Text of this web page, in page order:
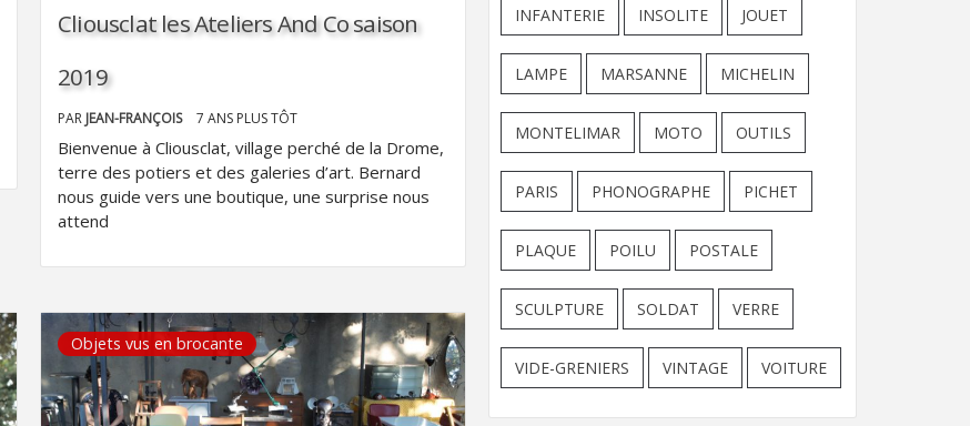
Cliousclat les Ateliers And Co saison
2019
PAR JEAN-FRANÇOIS 7 ANS PLUS TÔT
Bienvenue à Cliousclat, village perché de la Drome,
terre des potiers et des galeries d’art. Bernard
nous guide vers une boutique, une surprise nous
attend
Objets vus en brocante
INFANTERIE INSOLITE JOUET
LAMPE MARSANNE MICHELIN
MONTELIMAR MOTO OUTILS
PARIS PHONOGRAPHE PICHET
PLAQUE POILU POSTALE
SCULPTURE SOLDAT VERRE
VIDE-GRENIERS VINTAGE VOITURE